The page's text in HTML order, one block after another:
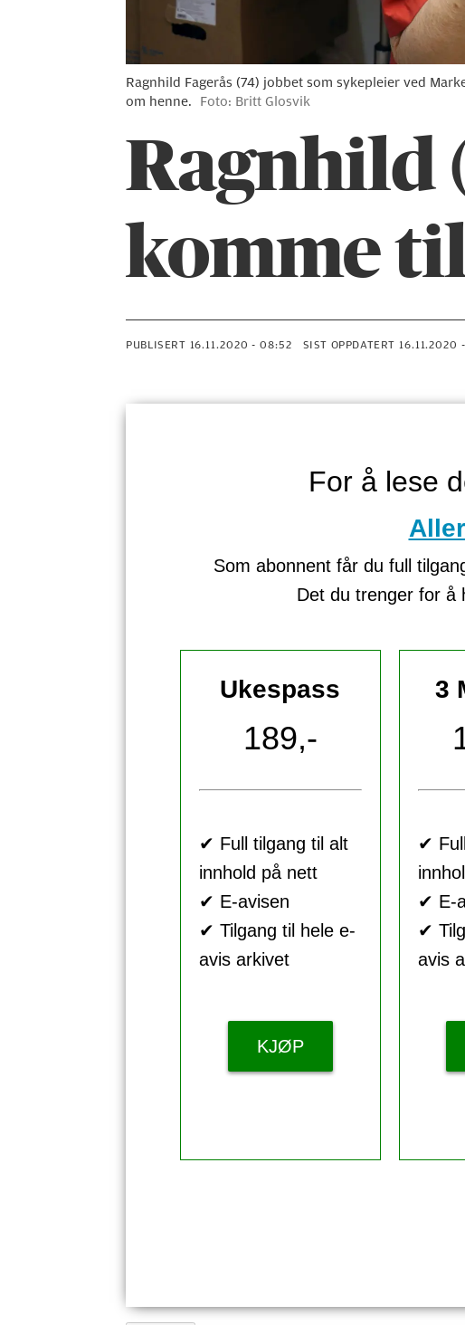
Ragnhild Fagerås (74) jobbet som sykepleier ved
om henne.
Foto: Britt Glosvik
Ragnhild
komme
PUBLISERT 16.11.2020 - 08:52 SIST OPPDATERT
For å lese
Som abonnent får du full
Det du trenger for å
Ukespass
189,-
✔ Full tilgang til alt
innhold på nett
✔ E-avisen
✔ Tilgang til hele e-
avis arkivet
KJØP
3
✔
✔ E-
✔
avis